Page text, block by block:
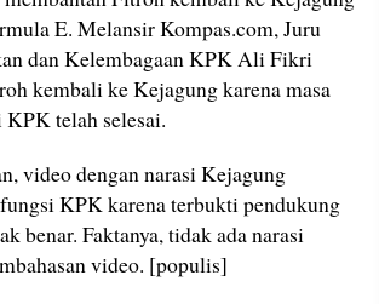
E. Melansir Kompas.com, Juru
dan Kelembagaan KPK Ali Fikri
kembali ke Kejagung karena masa
KPK telah selesai.
video dengan narasi Kejagung
KPK karena terbukti pendukung
benar. Faktanya, tidak ada narasi
video. [populis]